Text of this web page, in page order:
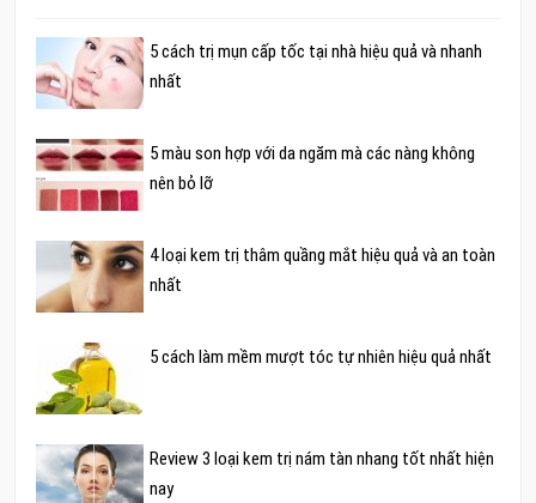
5 cách trị mụn cấp tốc tại nhà hiệu quả và nhanh
nhất
5 màu son hợp với da ngăm mà các nàng không
nên bỏ lỡ
4 loại kem trị thâm quầng mắt hiệu quả và an toàn
nhất
5 cách làm mềm mượt tóc tự nhiên hiệu quả nhất
Review 3 loại kem trị nám tàn nhang tốt nhất hiện
nay